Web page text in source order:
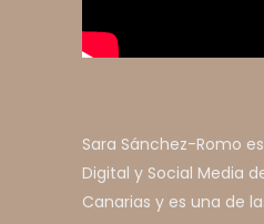
Sara Sánchez-Romo
Digital y Social Media
Canarias y es una de